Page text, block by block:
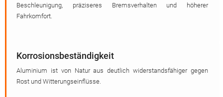
Beschleunigung, präziseres Bremsverhalten und höherer
Fahrkomfort.
Korrosionsbeständigkeit
Aluminium ist von Natur aus deutlich widerstandsfähiger gegen
Rost und Witterungseinflüsse.